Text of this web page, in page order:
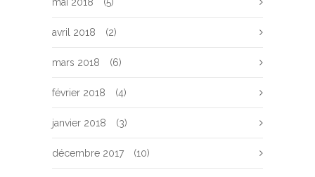
avril 2018 (2)
mars 2018 (6)
février 2018 (4)
janvier 2018 (3)
décembre 2017 (10)